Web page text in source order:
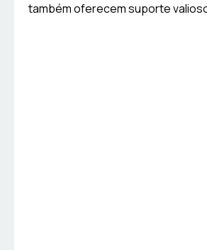
também oferecem suporte